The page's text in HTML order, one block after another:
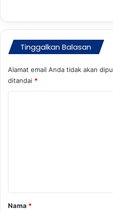
Tinggalkan Balasan
Alamat email Anda tidak akan
ditandai *
r
Nama *